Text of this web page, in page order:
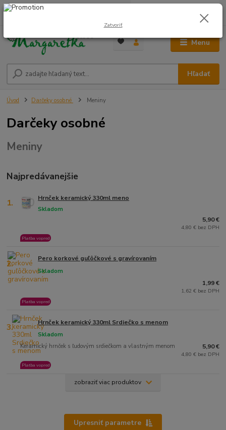
Menu
Hľadať
0948 236 042
0,00 €
Úvod Darčeky osobné Meniny
Darčeky osobné
Meniny
Najpredávanejšie
1. Hrnček keramický 330ml meno
Skladom
Platba vopred
5,90 €
4,80 € bez DPH
2. Pero korkové guľôčkové s gravírovaním
Skladom
Platba vopred
1,99 €
1,62 € bez DPH
3. Hrnček keramický 330ml Srdiečko s menom
Keramický hrnček s ľudovým srdiečkom a vlastným menom
Skladom
Platba vopred
5,90 €
4,80 € bez DPH
zobraziť viac produktov
Upresniť parametre
Zatvoriť